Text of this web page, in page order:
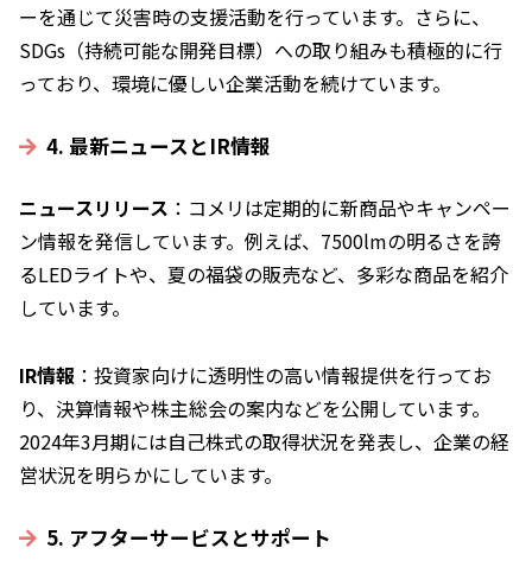
ーを通じて災害時の支援活動を行っています。さらに、
SDGs（持続可能な開発目標）への取り組みも積極的に行
っており、環境に優しい企業活動を続けています。
4. 最新ニュースとIR情報
ニュースリリース ：コメリは定期的に新商品やキャンペー
ン情報を発信しています。例えば、7500lmの明るさを誇
るLEDライトや、夏の福袋の販売など、多彩な商品を紹介
しています。
IR情報 ：投資家向けに透明性の高い情報提供を行ってお
り、決算情報や株主総会の案内などを公開しています。
2024年3月期には自己株式の取得状況を発表し、企業の経
営状況を明らかにしています。
5. アフターサービスとサポート